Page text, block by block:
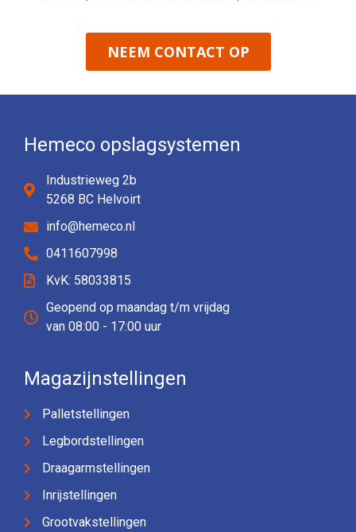
NEEM CONTACT OP
Hemeco opslagsystemen
Industrieweg 2b
5268 BC Helvoirt
info@hemeco.nl
0411607998
KvK: 58033815
Geopend op maandag t/m vrijdag
van 08:00 - 17:00 uur
Magazijnstellingen
Palletstellingen
Legbordstellingen
Draagarmstellingen
Inrijstellingen
Grootvakstellingen